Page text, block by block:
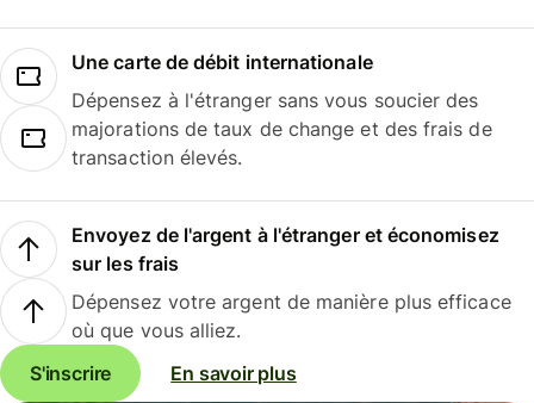
Une carte de débit internationale
Dépensez à l'étranger sans vous soucier des
majorations de taux de change et des frais de
transaction élevés.
Envoyez de l'argent à l'étranger et économisez
sur les frais
Dépensez votre argent de manière plus efficace
où que vous alliez.
S'inscrire
En savoir plus